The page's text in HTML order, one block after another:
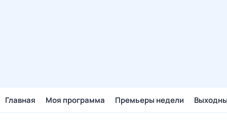
Главная Моя программа Премьеры недели